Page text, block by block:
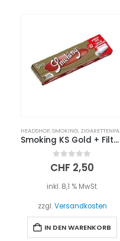
HEADSHOP,SMOKING, ZIGARETTENPAPIER
Smoking KS Gold + Filter Tips
0 out of 5
CHF 2,50
inkl. 8,1 % MwSt.
zzgl.Versandkosten
IN DEN WARENKORB